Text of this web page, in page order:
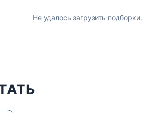
Не удалось загрузить подборки.